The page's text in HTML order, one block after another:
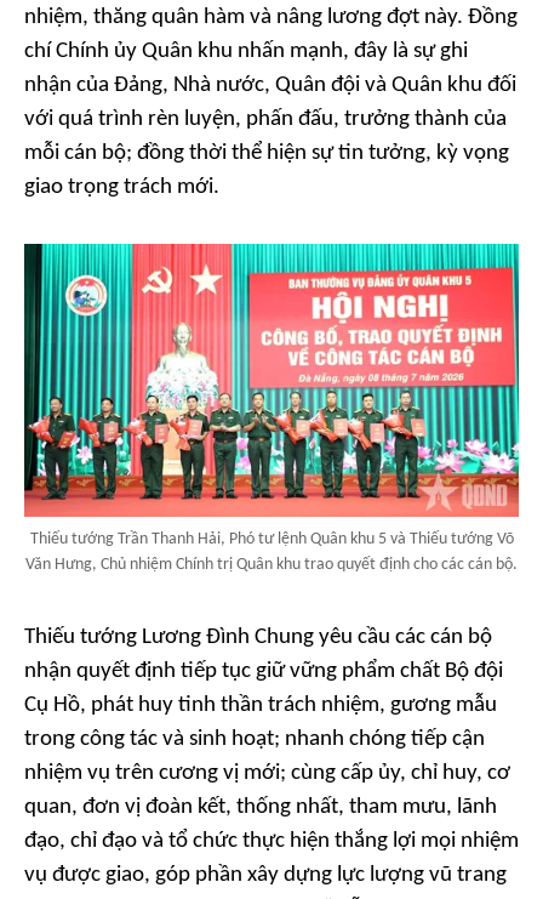
nhiệm, thăng quân hàm và nâng lương đợt này. Đồng
chí Chính ủy Quân khu nhấn mạnh, đây là sự ghi
nhận của Đảng, Nhà nước, Quân đội và Quân khu đối
với quá trình rèn luyện, phấn đấu, trưởng thành của
mỗi cán bộ; đồng thời thể hiện sự tin tưởng, kỳ vọng
giao trọng trách mới.
Thiếu tướng Trần Thanh Hải, Phó tư lệnh Quân khu 5 và Thiếu tướng Võ
Văn Hưng, Chủ nhiệm Chính trị Quân khu trao quyết định cho các cán bộ.
Thiếu tướng Lương Đình Chung yêu cầu các cán bộ
nhận quyết định tiếp tục giữ vững phẩm chất Bộ đội
Cụ Hồ, phát huy tinh thần trách nhiệm, gương mẫu
trong công tác và sinh hoạt; nhanh chóng tiếp cận
nhiệm vụ trên cương vị mới; cùng cấp ủy, chỉ huy, cơ
quan, đơn vị đoàn kết, thống nhất, tham mưu, lãnh
đạo, chỉ đạo và tổ chức thực hiện thắng lợi mọi nhiệm
vụ được giao, góp phần xây dựng lực lượng vũ trang